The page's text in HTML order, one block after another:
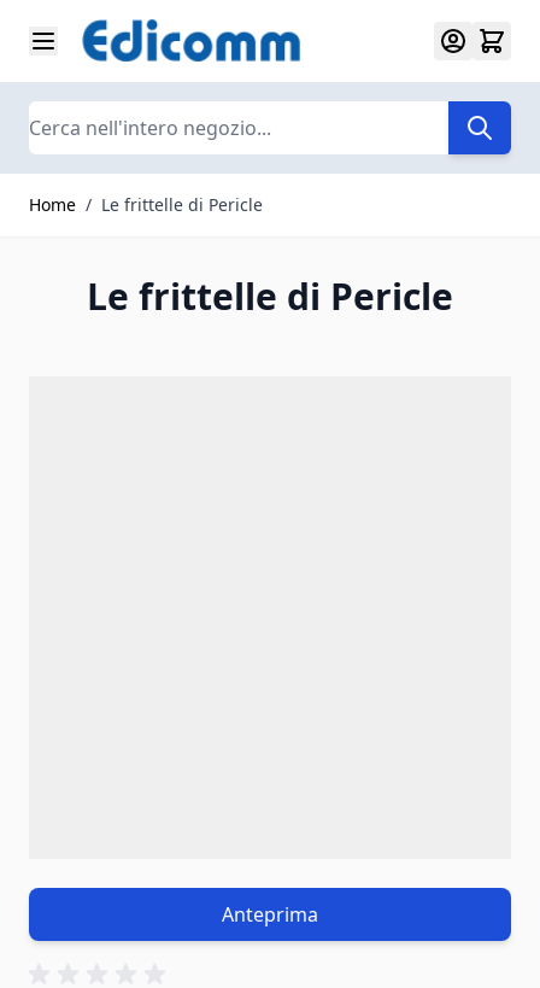
Salta al contenuto
Search
Home / Le frittelle di Pericle
Le frittelle di Pericle
Anteprima